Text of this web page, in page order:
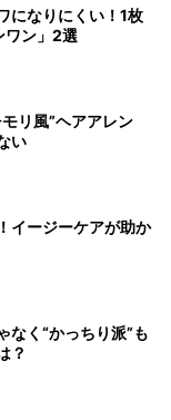
になりにくい！1枚
ワン」2選
リ風”ヘアアレン
い
イージーケアが助か
なく“かっちり派”も
？